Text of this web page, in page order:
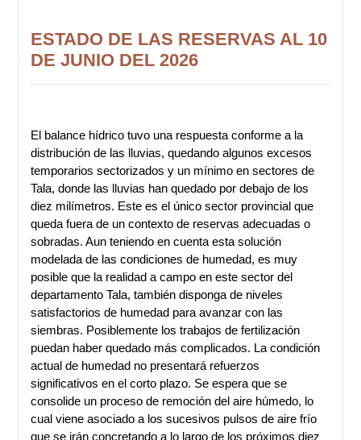
ESTADO DE LAS RESERVAS AL 10
DE JUNIO DEL 2026
El balance hídrico tuvo una respuesta conforme a la
distribución de las lluvias, quedando algunos excesos
temporarios sectorizados y un mínimo en sectores de
Tala, donde las lluvias han quedado por debajo de los
diez milímetros. Este es el único sector provincial que
queda fuera de un contexto de reservas adecuadas o
sobradas. Aun teniendo en cuenta esta solución
modelada de las condiciones de humedad, es muy
posible que la realidad a campo en este sector del
departamento Tala, también disponga de niveles
satisfactorios de humedad para avanzar con las
siembras. Posiblemente los trabajos de fertilización
puedan haber quedado más complicados. La condición
actual de humedad no presentará refuerzos
significativos en el corto plazo. Se espera que se
consolide un proceso de remoción del aire húmedo, lo
cual viene asociado a los sucesivos pulsos de aire frío
que se irán concretando a lo largo de los próximos diez